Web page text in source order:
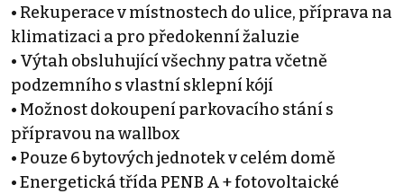
• Rekuperace v místnostech do ulice, příprava na
klimatizaci a pro předokenní žaluzie
• Výtah obsluhující všechny patra včetně
podzemního s vlastní sklepní kójí
• Možnost dokoupení parkovacího stání s
přípravou na wallbox
• Pouze 6 bytových jednotek v celém domě
• Energetická třída PENB A + fotovoltaické